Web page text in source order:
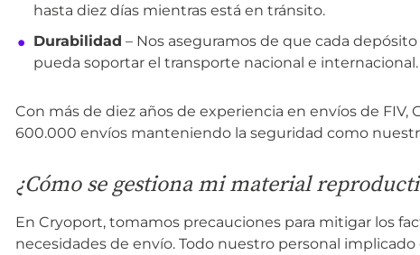
hasta diez días mientras está en tránsito.
Durabilidad – Nos aseguramos de que cada
pueda soportar el transporte nacional e internacional.
Con más de diez años de experiencia en envíos de
600.000 envíos manteniendo la seguridad como
¿Cómo se gestiona mi material
En Cryoport, tomamos precauciones para mitigar los
necesidades de envío. Todo nuestro personal